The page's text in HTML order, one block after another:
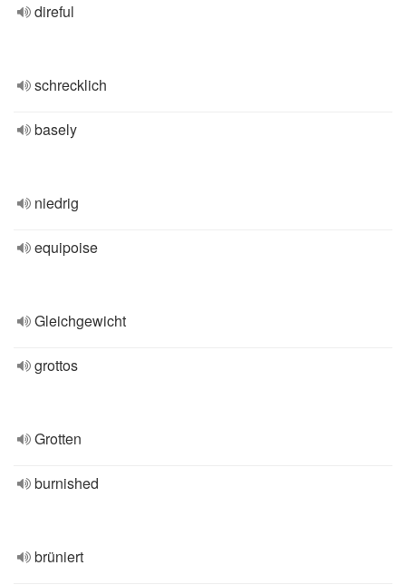
direful
schrecklich
basely
niedrig
equipoise
Gleichgewicht
grottos
Grotten
burnished
brüniert